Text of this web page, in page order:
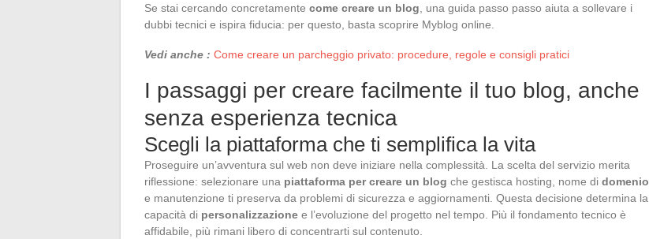
Se stai cercando concretamente come creare un blog , una guida passo passo aiuta a sollevare i
dubbi tecnici e ispira fiducia: per questo, basta scoprire Myblog online.
Vedi anche : Come creare un parcheggio privato: procedure, regole e consigli pratici
I passaggi per creare facilmente il tuo blog, anche
senza esperienza tecnica
Scegli la piattaforma che ti semplifica la vita
Proseguire un’avventura sul web non deve iniziare nella complessità. La scelta del servizio merita
riflessione: selezionare una piattaforma per creare un blog che gestisca hosting, nome di domenio
e manutenzione ti preserva da problemi di sicurezza e aggiornamenti. Questa decisione determina la
capacità di personalizzazione e l’evoluzione del progetto nel tempo. Più il fondamento tecnico è
affidabile, più rimani libero di concentrarti sul contenuto.